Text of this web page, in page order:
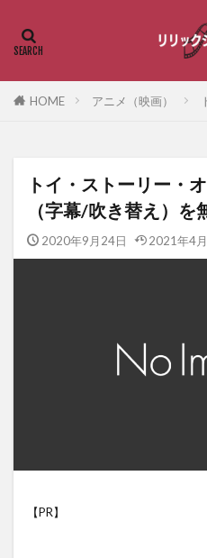
HOME アニメ（映画）
トイ・ストーリー・
（字幕/吹き替え）
2020年9月24日 2021年4
【PR】